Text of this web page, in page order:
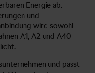
Energie ab.
und
wird sowohl
A1, A2 und A40
und passt